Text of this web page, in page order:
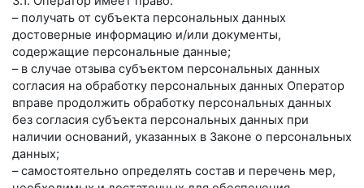
– получать от субъекта персональных данных
достоверные информацию и/или документы,
содержащие персональные данные;
– в случае отзыва субъектом персональных данных
согласия на обработку персональных данных Оператор
вправе продолжить обработку персональных данных
без согласия субъекта персональных данных при
наличии оснований, указанных в Законе о персональных
данных;
– самостоятельно определять состав и перечень мер,